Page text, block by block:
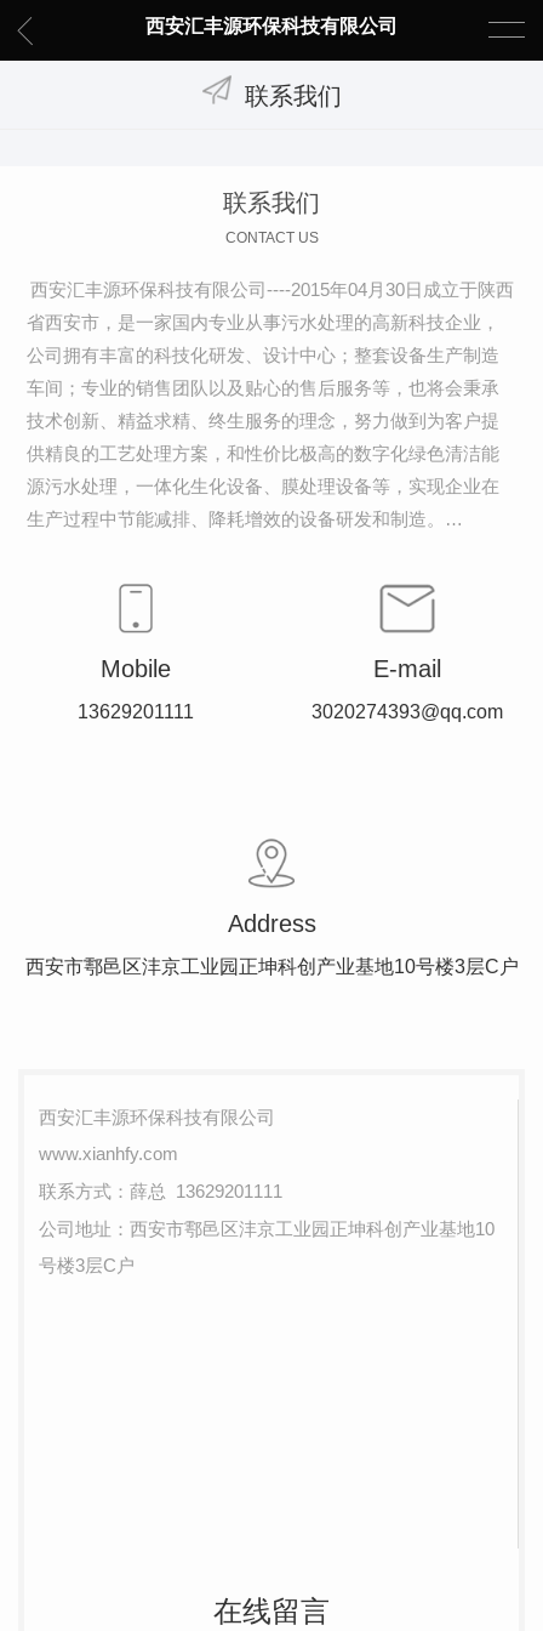
西安汇丰源环保科技有限公司
联系我们
联系我们
CONTACT US
西安汇丰源环保科技有限公司----2015年04月30日成立于陕西
省西安市，是一家国内专业从事污水处理的高新科技企业，
公司拥有丰富的科技化研发、设计中心；整套设备生产制造
车间；专业的销售团队以及贴心的售后服务等，也将会秉承
技术创新、精益求精、终生服务的理念，努力做到为客户提
供精良的工艺处理方案，和性价比极高的数字化绿色清洁能
源污水处理，一体化生化设备、膜处理设备等，实现企业在
生产过程中节能减排、降耗增效的设备研发和制造。…
Mobile
13629201111
E-mail
3020274393@qq.com
Address
西安市鄠邑区沣京工业园正坤科创产业基地10号楼3层C户
西安汇丰源环保科技有限公司
www.xianhfy.com
联系方式：薛总
13629201111
公司地址：西安市鄠邑区沣京工业园正坤科创产业基地10
号楼3层C户
在线留言